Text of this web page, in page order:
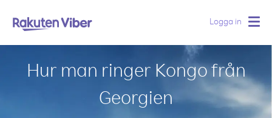
Logga in
Hur man ringer Kongo från
Georgien